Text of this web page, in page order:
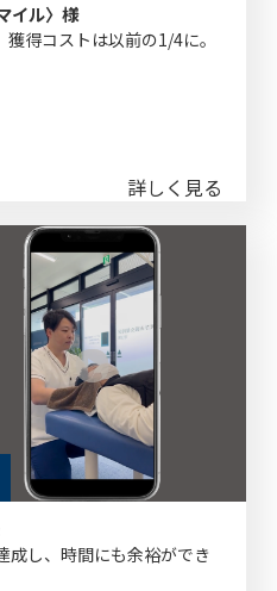
イル〉様
得コストは以前の1/4に。
詳しく見る
成し、時間にも余裕ができ